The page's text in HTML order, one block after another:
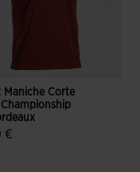
Maniche Corte
€